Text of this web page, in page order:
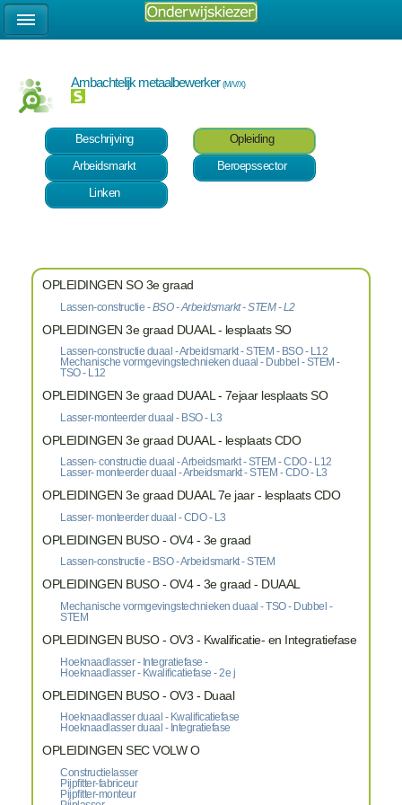
Ambachtelijk metaalbewerker(M/V/X)
Beschrijving
Opleiding
Arbeidsmarkt
Beroepssector
Linken
OPLEIDINGEN SO 3e graad
Lassen-constructie -BSO - Arbeidsmarkt - STEM - L2
OPLEIDINGEN 3e graad DUAAL - lesplaats SO
Lassen-constructie duaal - Arbeidsmarkt - STEM - BSO - L12
Mechanische vormgevingstechnieken duaal - Dubbel - STEM -
TSO - L12
OPLEIDINGEN 3e graad DUAAL - 7ejaar lesplaats SO
Lasser-monteerder duaal - BSO - L3
OPLEIDINGEN 3e graad DUAAL - lesplaats CDO
Lassen- constructie duaal - Arbeidsmarkt - STEM - CDO - L12
Lasser- monteerder duaal - Arbeidsmarkt - STEM - CDO - L3
OPLEIDINGEN 3e graad DUAAL 7e jaar - lesplaats CDO
Lasser- monteerder duaal - CDO - L3
OPLEIDINGEN BUSO - OV4 - 3e graad
Lassen-constructie - BSO - Arbeidsmarkt - STEM
OPLEIDINGEN BUSO - OV4 - 3e graad - DUAAL
Mechanische vormgevingstechnieken duaal - TSO - Dubbel -
STEM
OPLEIDINGEN BUSO - OV3 - Kwalificatie- en Integratiefase
Hoeknaadlasser - Integratiefase -
Hoeknaadlasser - Kwalificatiefase - 2e j
OPLEIDINGEN BUSO - OV3 - Duaal
Hoeknaadlasser duaal - Kwalificatiefase
Hoeknaadlasser duaal - Integratiefase
OPLEIDINGEN SEC VOLW O
Constructielasser
Pijpfitter-fabriceur
Pijpfitter-monteur